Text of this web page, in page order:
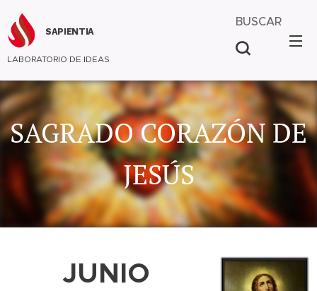
SAPIENTIA
LABORATORIO DE IDEAS
BUSCAR
SAGRADO CORAZÓN DE
JESÚS
JUNIO